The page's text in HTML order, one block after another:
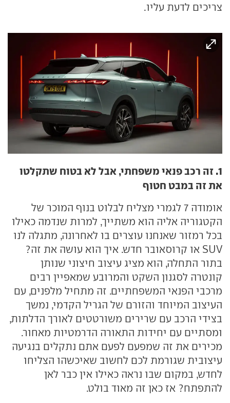
צריכים לדעת עליו.
1. זה רכב פנאי משפחתי, אבל לא בטוח שתקלטו
את זה במבט חטוף
אומודה 7 לגמרי מצליח לבלוט בנוף המוכר של
הקטגוריה אליה הוא משתייך, למרות שנדמה כאילו
בכל רמזור שאנחנו עוצרים בו לאחרונה, מתגלה לנו
SUV או קרוסאובר חדש. איך הוא עושה את זה?
בתור התחלה, הוא מציג עיצוב חיצוני שנותן
קונטרה לסגנון השקט והמרובע שמאפיין רבים
מרכבי הפנאי המשפחתיים. זה מתחיל מלפנים, עם
העיצוב המיוחד והזורם של הגריל הקדמי, נמשך
בצידי הרכב עם שרירים משורטטים לאורך הדלתות,
ומסתיים עם יחידות התאורה הדרמטיות מאחור.
מכירים את זה שמפעם לפעם אתם נתקלים בנגיעה
עיצובית שגורמת לכם לחשוב שאיכשהו הצליחו
לחדש, במקום שבו נראה כאילו אין כבר לאן
להתפתח? אז כאן זה מאוד בולט.